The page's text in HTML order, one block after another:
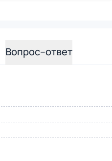
Вопрос–ответ